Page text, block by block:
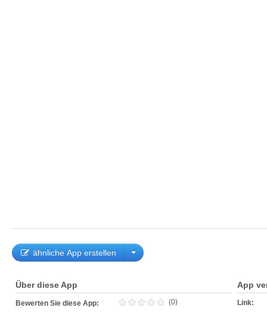
ähnliche App erstellen
Über diese App
Bewerten Sie diese App: (0)
App
Link: